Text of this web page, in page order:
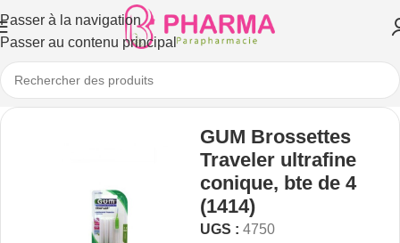
Passer à la navigation
Passer au contenu principal
GUM Brossettes
Traveler ultrafine
conique, bte de 4
(1414)
UGS : 4750